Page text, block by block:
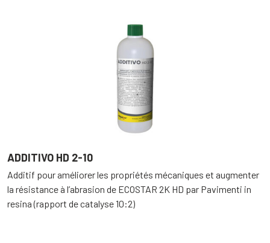
ADDITIVO HD 2-10
Additif pour améliorer les propriétés mécaniques et augmenter
la résistance à l’abrasion de ECOSTAR 2K HD par Pavimenti in
resina (rapport de catalyse 10:2)